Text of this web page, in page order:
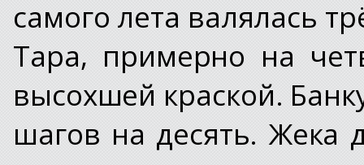
самого лета валялась
Тара, примерно на
высохшей краской.
шагов на десять. Жека